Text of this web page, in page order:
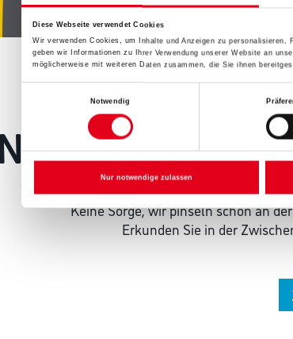
Diese Webseite verwendet Cookies
Wir verwenden Cookies, um Inhalte und Anzeigen zu
geben wir Informationen zu Ihrer Verwendung unserer Website an
möglicherweise mit weiteren Daten zusammen, die Sie ihnen
Notwendig
Nur notwendige zulassen
KLEINER
Keine Sorge, wir pinseln schon an
Erkunden Sie in der